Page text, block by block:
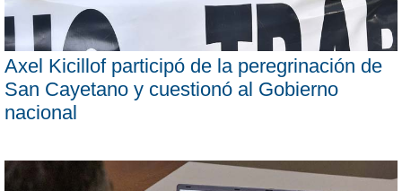
Axel Kicillof participó de la peregrinación de
San Cayetano y cuestionó al Gobierno
nacional